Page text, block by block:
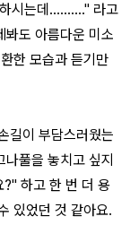
시는데.........." 라고
봐도 아름다운 미소
한 모습과 듣기만
길이 부담스러웠는
풀을 놓치고 싶지
?" 하고 한 번 더 용
있었던 것 같아요.